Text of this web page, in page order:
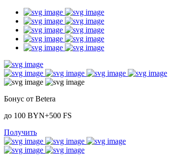
Бонус от Betera
до 100 BYN+500 FS
Получить